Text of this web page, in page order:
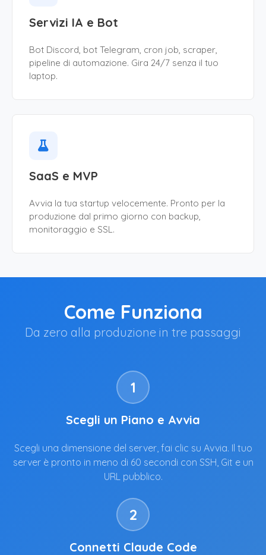
Servizi IA e Bot
Bot Discord, bot Telegram, cron job, scraper,
pipeline di automazione. Gira 24/7 senza il tuo
laptop.
SaaS e MVP
Avvia la tua startup velocemente. Pronto per la
produzione dal primo giorno con backup,
monitoraggio e SSL.
Come Funziona
Da zero alla produzione in tre passaggi
1
Scegli un Piano e Avvia
Scegli una dimensione del server, fai clic su Avvia. Il tuo
server è pronto in meno di 60 secondi con SSH, Git e un
URL pubblico.
2
Connetti Claude Code